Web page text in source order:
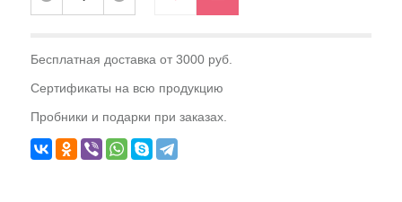
Бесплатная доставка от 3000 руб.
Сертификаты на всю продукцию
Пробники и подарки при заказах.